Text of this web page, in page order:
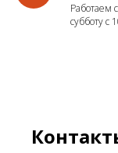
Работаем
субботу с